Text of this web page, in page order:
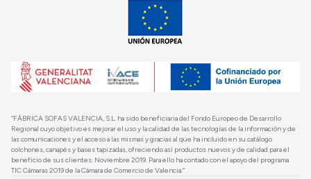
“FÁBRICA SOFAS VALENCIA, S.L. ha sido beneficiaria del Fondo Europeo de Desarrollo
Regional cuyo objetivo es mejorar el uso y la calidad de las tecnologías de la información y de
las comunicaciones y el acceso a las mismas y gracias al que ha incluido en su catálogo
colchones, canapés y bases tapizadas, ofreciendo así productos nuevos y de calidad para el
beneficio de sus clientes. Noviembre 2019. Para ello ha contado con el apoyo del programa
TIC Cámaras 2019 de la Cámara de Comercio de Valencia.”